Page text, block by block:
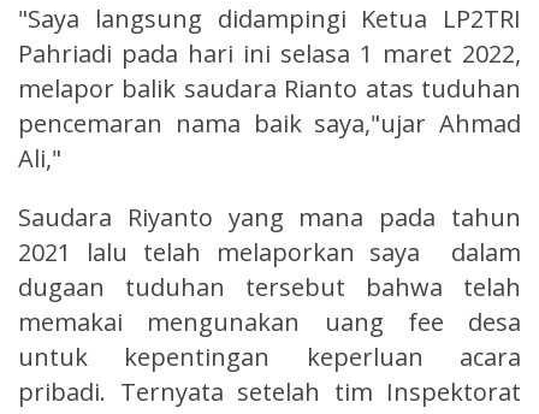
"Saya langsung didampingi Ketua LP2TRI
Pahriadi pada hari ini selasa 1 maret 2022,
melapor balik saudara Rianto atas tuduhan
pencemaran nama baik saya,"ujar Ahmad
Ali,"
Saudara Riyanto yang mana pada tahun
2021 lalu telah melaporkan saya dalam
dugaan tuduhan tersebut bahwa telah
memakai mengunakan uang fee desa
untuk kepentingan keperluan acara
pribadi. Ternyata setelah tim Inspektorat